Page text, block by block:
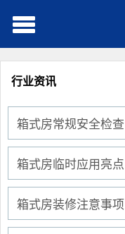
行业资讯
箱式房常规安全检查
箱式房临时应用亮点
箱式房装修注意事项